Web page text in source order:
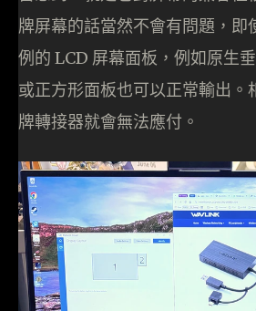
牌屏幕的話當然不會有問題，即
例的 LCD 屏幕面板，例如原生
或正方形面板也可以正常輸出。
牌轉接器就會無法應付。